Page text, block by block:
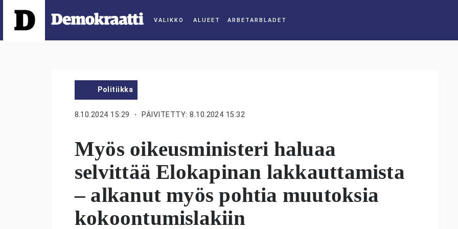
ALUEET
Politiikka
8.10.2024 15:29 ・ PÄIVITETTY: 8.10.2024 15:32
Myös oikeusministeri haluaa
selvittää Elokapinan lakkauttamista
– alkanut myös pohtia muutoksia
kokoontumislakiin